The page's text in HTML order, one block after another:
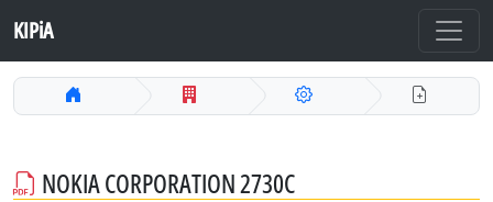
KIPiA
NOKIA CORPORATION 2730C